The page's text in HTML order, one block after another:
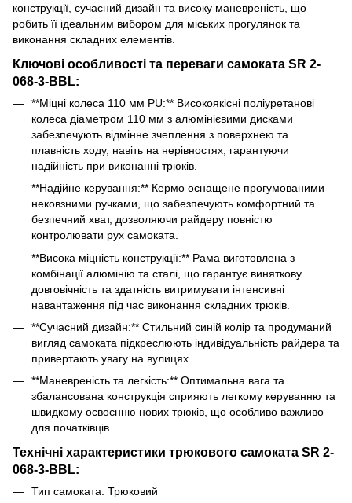
конструкції, сучасний дизайн та високу маневреність, що
робить її ідеальним вибором для міських прогулянок та
виконання складних елементів.
Ключові особливості та переваги самоката SR 2-
068-3-BBL:
**Міцні колеса 110 мм PU:** Високоякісні поліуретанові
колеса діаметром 110 мм з алюмінієвими дисками
забезпечують відмінне зчеплення з поверхнею та
плавність ходу, навіть на нерівностях, гарантуючи
надійність при виконанні трюків.
**Надійне керування:** Кермо оснащене прогумованими
нековзними ручками, що забезпечують комфортний та
безпечний хват, дозволяючи райдеру повністю
контролювати рух самоката.
**Висока міцність конструкції:** Рама виготовлена з
комбінації алюмінію та сталі, що гарантує виняткову
довговічність та здатність витримувати інтенсивні
навантаження під час виконання складних трюків.
**Сучасний дизайн:** Стильний синій колір та продуманий
вигляд самоката підкреслюють індивідуальність райдера та
привертають увагу на вулицях.
**Маневреність та легкість:** Оптимальна вага та
збалансована конструкція сприяють легкому керуванню та
швидкому освоєнню нових трюків, що особливо важливо
для початківців.
Технічні характеристики трюкового самоката SR 2-
068-3-BBL:
Тип самоката: Трюковий